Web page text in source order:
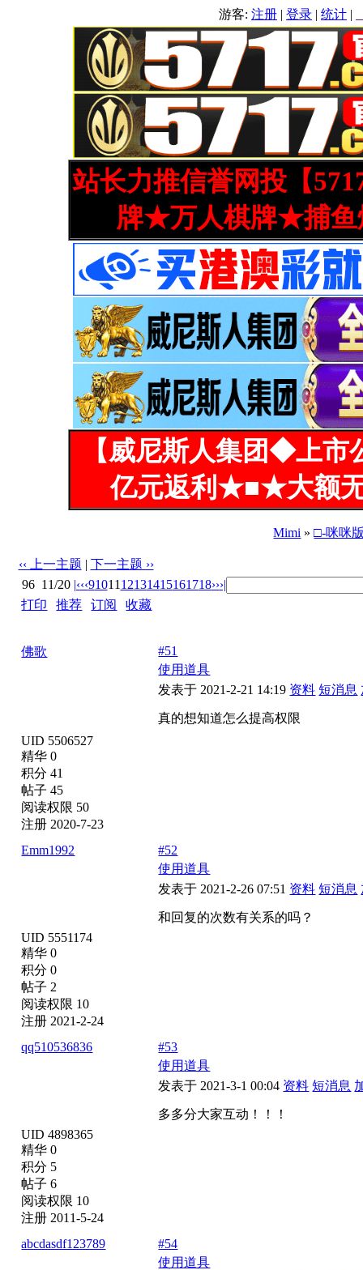
游客: 注册 | 登录 | 统计 |
站长力推信誉网投【
牌★万人棋牌★捕鱼
【威尼斯人集团◆上
亿元返利★■★大额
Mimi »□-咪咪
‹‹ 上一主题 | 下一主题 ››
96 11/20 |‹‹‹91011 12131415161718›››|
打印 |推荐 |订阅 |收藏
佛歌
UID 5506527
精华 0
积分 41
帖子 45
阅读权限 50
注册 2020-7-23
#51
使用道具
发表于 2021-2-21 14:19 资料 短消息
真的想知道怎么提高权限
Emm1992
UID 5551174
精华 0
积分 0
帖子 2
阅读权限 10
注册 2021-2-24
#52
使用道具
发表于 2021-2-26 07:51 资料 短消息
和回复的次数有关系的吗？
qq510536836
UID 4898365
精华 0
积分 5
帖子 6
阅读权限 10
注册 2011-5-24
#53
使用道具
发表于 2021-3-1 00:04 资料 短消息
多多分大家互动！！！
abcdasdf123789
#54
使用道具